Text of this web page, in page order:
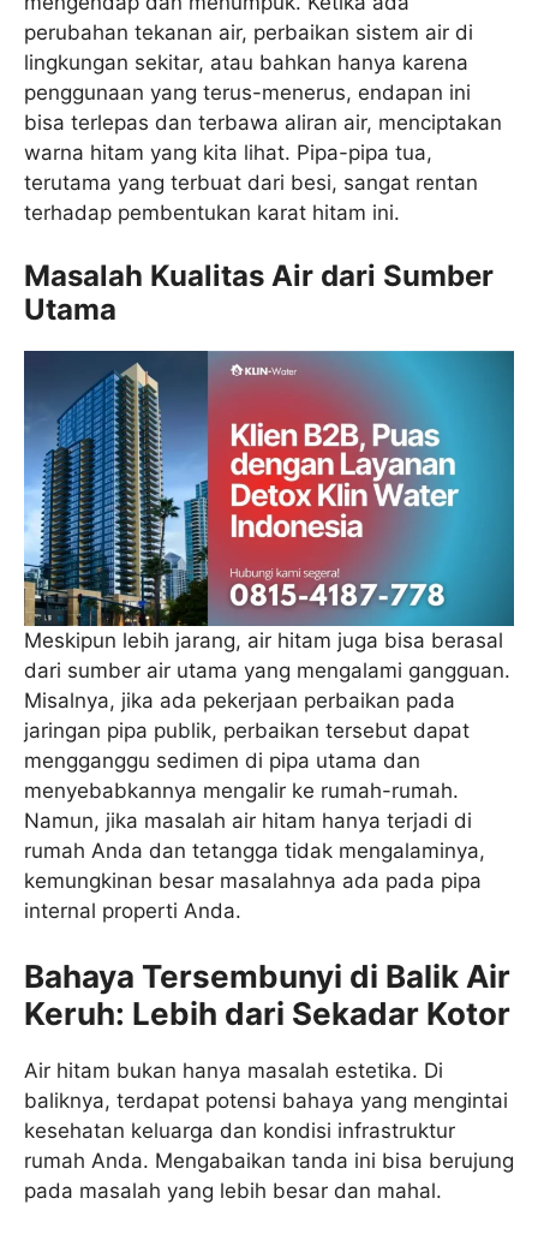
perubahan tekanan air, perbaikan sistem air di
lingkungan sekitar, atau bahkan hanya karena
penggunaan yang terus-menerus, endapan ini
bisa terlepas dan terbawa aliran air, menciptakan
warna hitam yang kita lihat. Pipa-pipa tua,
terutama yang terbuat dari besi, sangat rentan
terhadap pembentukan karat hitam ini.
Masalah Kualitas Air dari Sumber
Utama
Meskipun lebih jarang, air hitam juga bisa berasal
dari sumber air utama yang mengalami gangguan.
Misalnya, jika ada pekerjaan perbaikan pada
jaringan pipa publik, perbaikan tersebut dapat
mengganggu sedimen di pipa utama dan
menyebabkannya mengalir ke rumah-rumah.
Namun, jika masalah air hitam hanya terjadi di
rumah Anda dan tetangga tidak mengalaminya,
kemungkinan besar masalahnya ada pada pipa
internal properti Anda.
Bahaya Tersembunyi di Balik Air
Keruh: Lebih dari Sekadar Kotor
Air hitam bukan hanya masalah estetika. Di
baliknya, terdapat potensi bahaya yang mengintai
kesehatan keluarga dan kondisi infrastruktur
rumah Anda. Mengabaikan tanda ini bisa berujung
pada masalah yang lebih besar dan mahal.